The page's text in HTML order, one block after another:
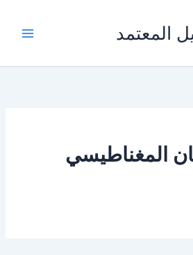
المعتمد
المغناطيسي